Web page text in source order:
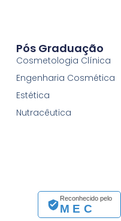
Reconhecido pelo
MEC
Pós Graduação
Cosmetologia Clínica
Engenharia Cosmética
Estética
Nutracêutica